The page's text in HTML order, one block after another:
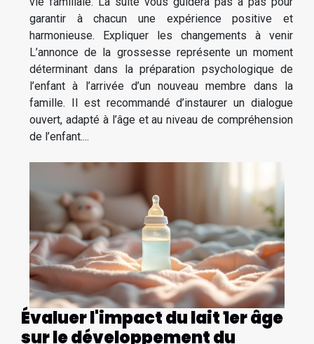
garantir à chacun une expérience positive et
harmonieuse. Expliquer les changements à venir
L’annonce de la grossesse représente un moment
déterminant dans la préparation psychologique de
l’enfant à l’arrivée d’un nouveau membre dans la
famille. Il est recommandé d’instaurer un dialogue
ouvert, adapté à l’âge et au niveau de compréhension
de l’enfant....
Évaluer l'impact du lait 1er âge
sur le développement du